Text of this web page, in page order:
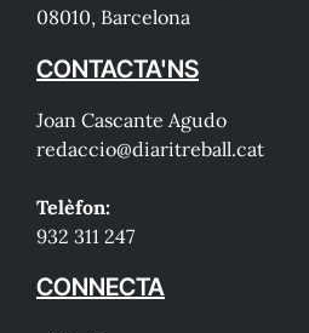
08010, Barcelona
CONTACTA'NS
Joan Cascante Agudo
redaccio@diaritreball.cat
Telèfon:
932 311 247
CONNECTA